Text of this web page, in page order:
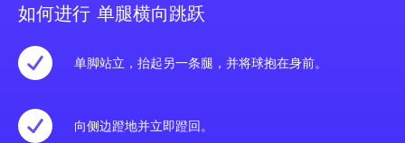
如何进行 单腿横向跳跃
单脚站立，抬起另一条腿，并将球抱在身前。
向侧边蹬地并立即蹬回。